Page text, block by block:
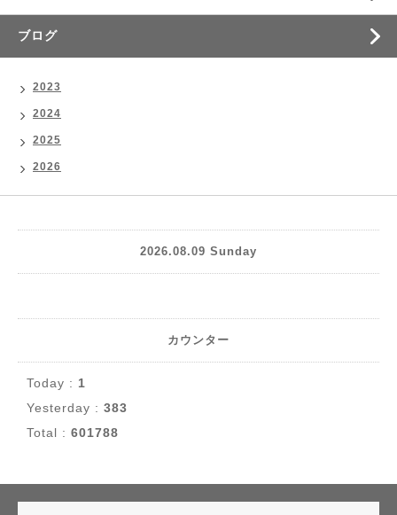
ブログ
2023
2024
2025
2026
2026.08.09 Sunday
カウンター
Today : 1
Yesterday : 383
Total : 601788